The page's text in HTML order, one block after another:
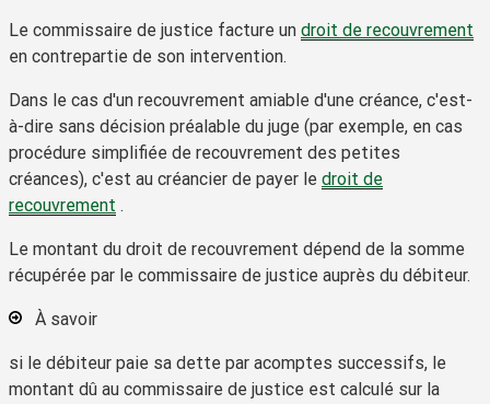
Le commissaire de justice facture un droit de recouvrement
en contrepartie de son intervention.
Dans le cas d'un recouvrement amiable d'une créance, c'est-
à-dire sans décision préalable du juge (par exemple, en cas
procédure simplifiée de recouvrement des petites
créances), c'est au créancier de payer le droit de
recouvrement .
Le montant du droit de recouvrement dépend de la somme
récupérée par le commissaire de justice auprès du débiteur.
À savoir
si le débiteur paie sa dette par acomptes successifs, le
montant dû au commissaire de justice est calculé sur la